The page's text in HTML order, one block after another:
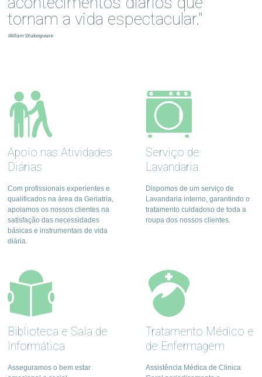
tornam a vida espectacular."
William Shakespeare
Apoio nas Atividades
Diárias
Com profissionais experientes e
qualificados na área da Geriatria,
apoiamos os nossos clientes na
satisfação das necessidades
básicas e instrumentais de vida
diária.
Serviço de
Lavandaria
Dispomos de um serviço de
Lavandaria interno, garantindo o
tratamento cuidadoso de toda a
roupa dos nossos clientes.
Biblioteca e Sala de
Informática
Asseguramos o bem estar
Tratamento Médico e
de Enfermagem
Assistência Médica de Clinica